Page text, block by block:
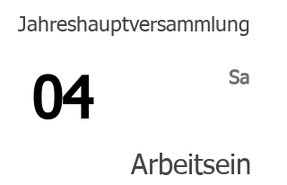
Jahreshauptversammlung
04 Sa
Arbeitsein